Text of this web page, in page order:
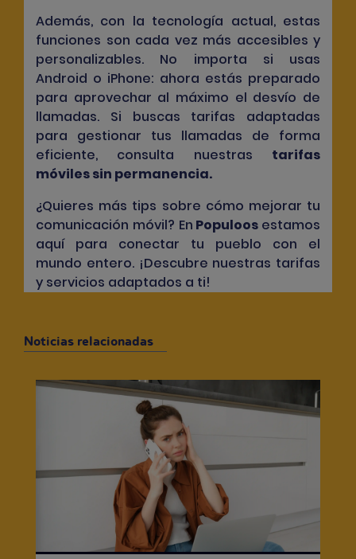
Además, con la tecnología actual, estas
funciones son cada vez más accesibles y
personalizables. No importa si usas
Android o iPhone: ahora estás preparado
para aprovechar al máximo el desvío de
llamadas. Si buscas tarifas adaptadas
para gestionar tus llamadas de forma
eficiente, consulta nuestras tarifas
móviles sin permanencia.
¿Quieres más tips sobre cómo mejorar tu
comunicación móvil? En Populoos estamos
aquí para conectar tu pueblo con el
mundo entero. ¡Descubre nuestras tarifas
y servicios adaptados a ti!
Noticias relacionadas